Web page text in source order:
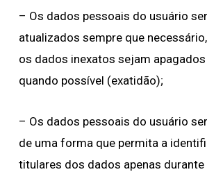
– Os dados pessoais do usuário
atualizados sempre que
os dados inexatos sejam
quando possível (exatidão);
– Os dados pessoais do usuário
de uma forma que permita a
titulares dos dados apenas